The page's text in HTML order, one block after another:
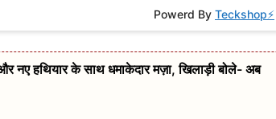
Powerd By Teckshop⚡
हथियार के साथ धमाकेदार मज़ा, खिलाड़ी बोले- अब